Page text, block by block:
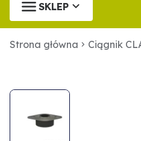
SKLEP
Strona główna Ciągnik